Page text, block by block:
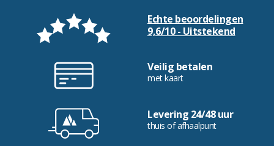
Echte beoordelingen
9,6/10 - Uitstekend
Veilig betalen
met kaart
Levering 24/48 uur
thuis of afhaalpunt